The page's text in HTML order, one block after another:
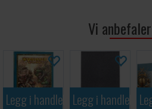
3x Citadel 40mm x 60mm
flyvende stenger og 3x små
også et Bretonnia-
som du kan bruke for å tilpasse
Disse miniatyrene leveres umalte
Vi
Legg i handlekurven
Legg i